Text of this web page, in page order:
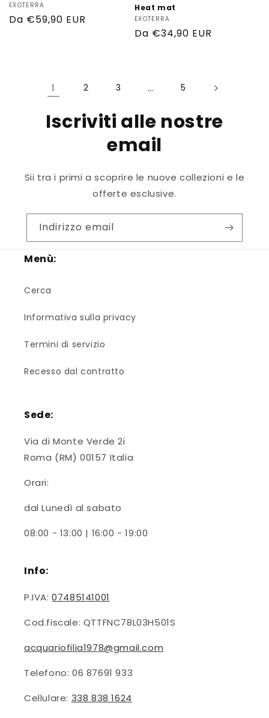
Produttore:
EXOTERRA
Prezzo
Da €59,90 EUR
Heat mat
Produttore:
EXOTERRA
Prezzo
Da €34,90 EUR
1 2 3 … 5
Iscriviti alle nostre
email
Sii tra i primi a scoprire le nuove collezioni e le
offerte esclusive.
Indirizzo email
Menù:
Cerca
Informativa sulla privacy
Termini di servizio
Recesso dal contratto
Sede:
Via di Monte Verde 2i
Roma (RM) 00157 Italia
Orari:
dal Lunedì al sabato
08:00 - 13:00 | 16:00 - 19:00
Info:
P.IVA:07485141001
Cod.fiscale: QTTFNC78L03H501S
acquariofilia1978@gmail.com
Telefono: 06 87691 933
Cellulare: 338 838 1624